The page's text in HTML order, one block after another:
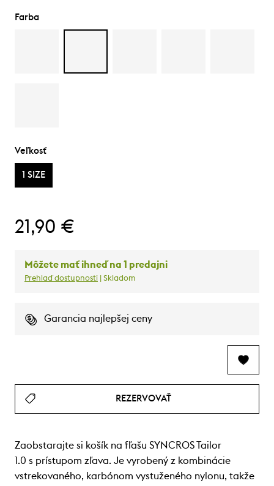
Farba
Veľkosť
1 SIZE
21,90 €
Môžete mať ihneď na 1 predajni
Prehlaď dostupnosti | Skladom
Garancia najlepšej ceny
REZERVOVAŤ
Zaobstarajte si košík na fľašu SYNCROS Tailor
1.0 s prístupom zľava. Je vyrobený z kombinácie
vstrekovaného, karbónom vystuženého nylonu, takže